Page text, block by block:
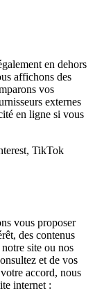
en dehors
affichons des
vos
externes
en ligne si vous
TikTok
vous proposer
des contenus
site ou nos
et de vos
accord, nous
internet :